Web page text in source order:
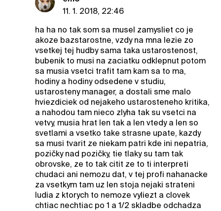
11. 1. 2018, 22:46
ha ha no tak som sa musel zamysliet co je
akoze bazstarostne, vzdy na mna lezie zo
vsetkej tej hudby sama taka ustarostenost,
bubenik to musi na zaciatku odklepnut potom
sa musia vsetci trafit tam kam sa to ma,
hodiny a hodiny odsedene v studiu,
ustarosteny manager, a dostali sme malo
hviezdiciek od nejakeho ustarosteneho kritika,
a nahodou tam nieco zlyha tak su vsetci na
vetvy, musia hrat len tak a len vtedy a len so
svetlami a vsetko take strasne upate, kazdy
sa musi tvarit ze niekam patri kde ini nepatria,
pozičky nad pozičky, tie tlaky su tam tak
obrovske, ze to tak citit ze to ti interpreti
chudaci ani nemozu dat, v tej profi nahanacke
za vsetkym tam uz len stoja nejaki strateni
ludia z ktorych to nemoze vyliezt a clovek
chtiac nechtiac po 1 a 1/2 skladbe odchadza